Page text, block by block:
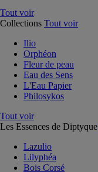
Tout voir
Collections Tout voir
Ilio
Orphéon
Fleur de peau
Eau des Sens
L'Eau Papier
Philosykos
Tout voir
Les Essences de Diptyque
Lazulio
Lilyphéa
Bois Corsé